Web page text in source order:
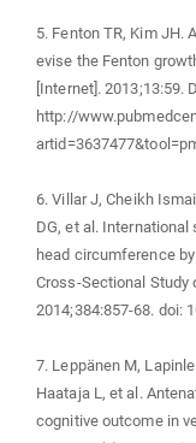
5. Fenton TR, Kim JH.
evise the Fenton
[Internet]. 2013;13:59.
http://
6. Villar J, Cheikh
DG, et al.
head circumference
Cross-Sectional Study
2014;384:857-68. doi:
7. Leppänen M,
Haataja L, et al.
cognitive outcome in